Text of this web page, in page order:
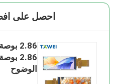
احصل على
2.86
الوضوح